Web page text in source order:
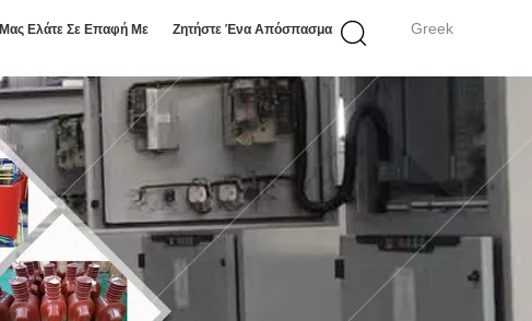
Greek
Μας Ελάτε Σε Επαφή Με Ζητήστε Ένα Απόσπασμα